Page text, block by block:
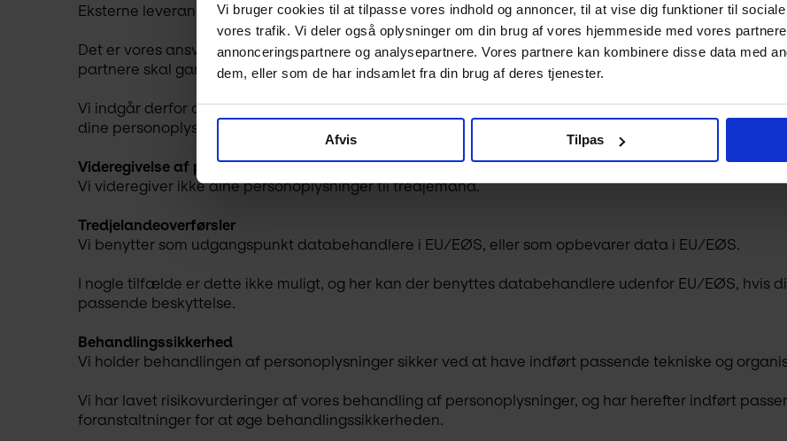
Vi bruger cookies til at tilpasse vores indhold og annoncer, til at vise dig funktioner til
vores trafik. Vi deler også oplysninger om din brug af vores hjemmeside med vores
annonceringspartnere og analysepartnere. Vores partnere kan kombinere disse data med
dem, eller som de har indsamlet fra din brug af deres tjenester.
Afvis Tilpas
Eksterne leverandører kan eksempelvis levere systemer til at organisere vores arbejde, services,
Det er vores ansvar at sikre, at dine personoplysninger behandles ordentligt. Derfor stiller vi høje
partnere skal garantere, at dine personoplysninger er beskyttet.
Vi indgår derfor aftaler herom med virksomheder (databehandlere), der håndterer
dine personoplysninger.
Videregivelse af personoplysninger
Vi videregiver ikke dine personoplysninger til tredjemand.
Tredjelandeoverførsler
Vi benytter som udgangspunkt databehandlere i EU/EØS, eller som opbevarer data i EU/EØS.
I nogle tilfælde er dette ikke muligt, og her kan der benyttes databehandlere udenfor EU/EØS, hvis
passende beskyttelse.
Behandlingssikkerhed
Vi holder behandlingen af personoplysninger sikker ved at have indført passende tekniske og
Vi har lavet risikovurderinger af vores behandling af personoplysninger, og har herefter indført
foranstaltninger for at øge behandlingssikkerheden.